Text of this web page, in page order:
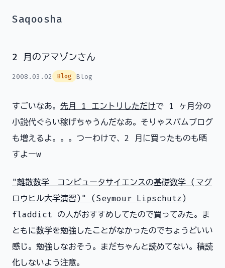
Saqoosha
2 月のアマゾンさん
2008.03.02 Blog Blog
すごいなあ。 先月 1 エントリしただけで 1 ヶ月分の
小説代ぐらい稼げちゃうんだなあ。そりゃスパムブログ
も増えるよ。。。つーわけで、2 月に買ったものも晒
すよーw
"離散数学―コンピュータサイエンスの基礎数学 (マグ
ロウヒル大学演習)" (Seymour Lipschutz)
fladdict の人がおすすめしてたので買ってみた。ま
ともに数学を勉強したことがなかったのでちょうどいい
感じ。勉強しなおそう。まだちゃんと読めてない。積読
化しないよう注意。